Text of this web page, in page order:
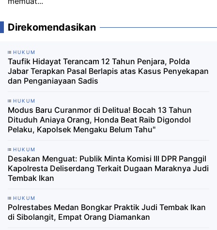
Direkomendasikan
HUKUM
Taufik Hidayat Terancam 12 Tahun Penjara, Polda
Jabar Terapkan Pasal Berlapis atas Kasus Penyekapan
dan Penganiayaan Sadis
HUKUM
Modus Baru Curanmor di Delitua! Bocah 13 Tahun
Dituduh Aniaya Orang, Honda Beat Raib Digondol
Pelaku, Kapolsek Mengaku Belum Tahu"
HUKUM
Desakan Menguat: Publik Minta Komisi III DPR Panggil
Kapolresta Deliserdang Terkait Dugaan Maraknya Judi
Tembak Ikan
HUKUM
Polrestabes Medan Bongkar Praktik Judi Tembak Ikan
di Sibolangit, Empat Orang Diamankan